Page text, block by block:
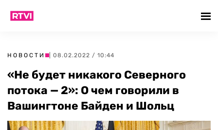
НОВОСТИ | 08.02.2022 / 10:44
«Не будет никакого Северного
потока — 2»: О чем говорили в
Вашингтоне Байден и Шольц